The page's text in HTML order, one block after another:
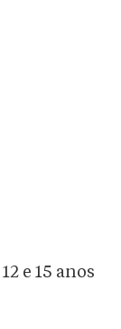
e 15 anos